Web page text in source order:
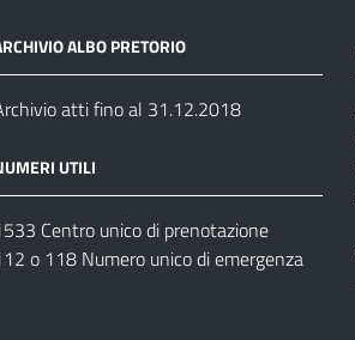
ALBO PRETORIO
atti fino al 31.12.2018
UTILI
Centro unico di prenotazione
o 118 Numero unico di emergenza